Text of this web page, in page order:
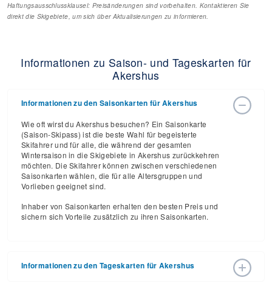
Haftungsausschlussklausel: Preisänderungen sind vorbehalten. Kontaktieren Sie
direkt die Skigebiete, um sich über Aktualisierungen zu informieren.
Informationen zu Saison- und Tageskarten für
Akershus
Informationen zu den Saisonkarten für Akershus
Wie oft wirst du Akershus besuchen? Ein Saisonkarte
(Saison-Skipass) ist die beste Wahl für begeisterte
Skifahrer und für alle, die während der gesamten
Wintersaison in die Skigebiete in Akershus zurückkehren
möchten. Die Skifahrer können zwischen verschiedenen
Saisonkarten wählen, die für alle Altersgruppen und
Vorlieben geeignet sind.
Inhaber von Saisonkarten erhalten den besten Preis und
sichern sich Vorteile zusätzlich zu ihren Saisonkarten.
Informationen zu den Tageskarten für Akershus